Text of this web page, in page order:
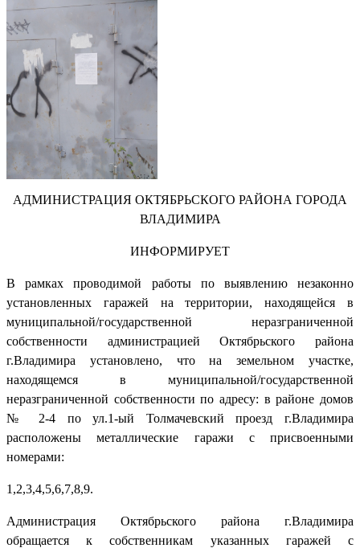
АДМИНИСТРАЦИЯ ОКТЯБРЬСКОГО РАЙОНА ГОРОДА
ВЛАДИМИРА
ИНФОРМИРУЕТ
В рамках проводимой работы по выявлению незаконно
установленных гаражей на территории, находящейся в
муниципальной/государственной неразграниченной
собственности администрацией Октябрьского района
г.Владимира установлено, что на земельном участке,
находящемся в муниципальной/государственной
неразграниченной собственности по адресу: в районе домов
№ 2-4 по ул.1-ый Толмачевский проезд г.Владимира
расположены металлические гаражи с присвоенными
номерами:
1,2,3,4,5,6,7,8,9.
Администрация Октябрьского района г.Владимира
обращается к собственникам указанных гаражей с